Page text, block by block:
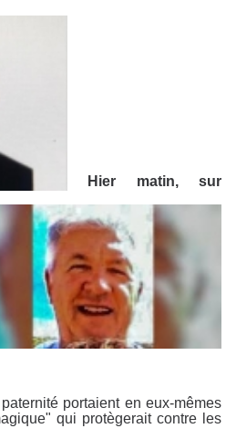
Hier matin, sur
portaient en eux-mêmes
qui protègerait contre les